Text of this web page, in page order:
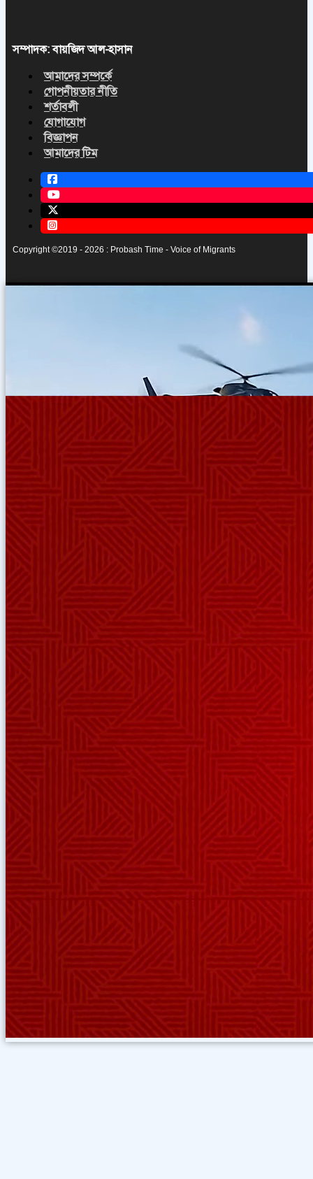
সম্পাদক: বায়জিদ আল-হাসান
আমাদের সম্পর্কে
গোপনীয়তার নীতি
শর্তাবলী
যোগাযোগ
বিজ্ঞাপন
আমাদের টিম
Copyright ©2019 - 2026 : Probash Time - Voice of Migrants